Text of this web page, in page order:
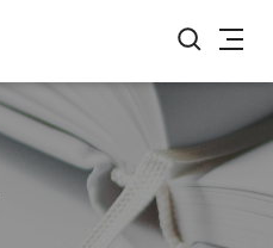
검색버튼 메뉴열기